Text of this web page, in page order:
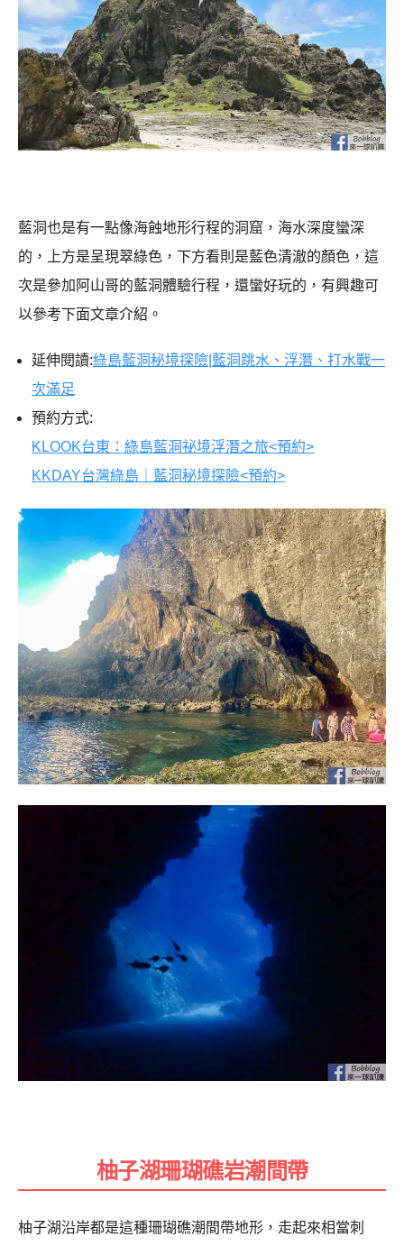
藍洞也是有一點像海蝕地形行程的洞窟，海水深度蠻深
的，上方是呈現翠綠色，下方看則是藍色清澈的顏色，這
次是參加阿山哥的藍洞體驗行程，還蠻好玩的，有興趣可
以參考下面文章介紹。
延伸閱讀:綠島藍洞秘境探險|藍洞跳水、浮潛、打水戰一
次滿足
預約方式:
KLOOK台東：綠島藍洞祕境浮潛之旅<預約>
KKDAY台灣綠島｜藍洞秘境探險<預約>
柚子湖珊瑚礁岩潮間帶
柚子湖沿岸都是這種珊瑚礁潮間帶地形，走起來相當刺